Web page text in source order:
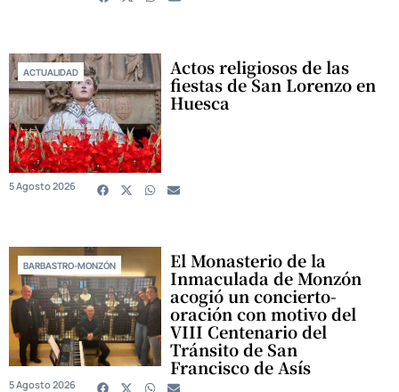
ACTUALIDAD Actos religiosos de las
fiestas de San Lorenzo en
Huesca
5 Agosto 2026
BARBASTRO-MONZÓN El Monasterio de la
Inmaculada de Monzón
acogió un concierto-
oración con motivo del
VIII Centenario del
Tránsito de San
Francisco de Asís
5 Agosto 2026